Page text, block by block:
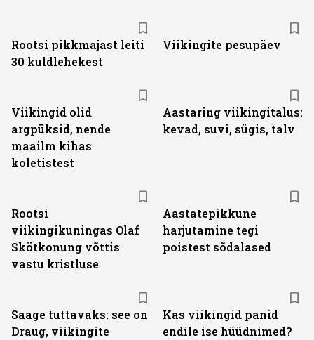
Rootsi pikkmajast leiti
30 kuldlehekest
Viikingite pesupäev
Viikingid olid
argpüksid, nende
maailm kihas
koletistest
Aastaring viikingitalus:
kevad, suvi, sügis, talv
Rootsi
viikingikuningas Olaf
Skötkonung võttis
vastu kristluse
Aastatepikkune
harjutamine tegi
poistest sõdalased
Saage tuttavaks: see on
Draug, viikingite
Kas viikingid panid
endile ise hüüdnimed?